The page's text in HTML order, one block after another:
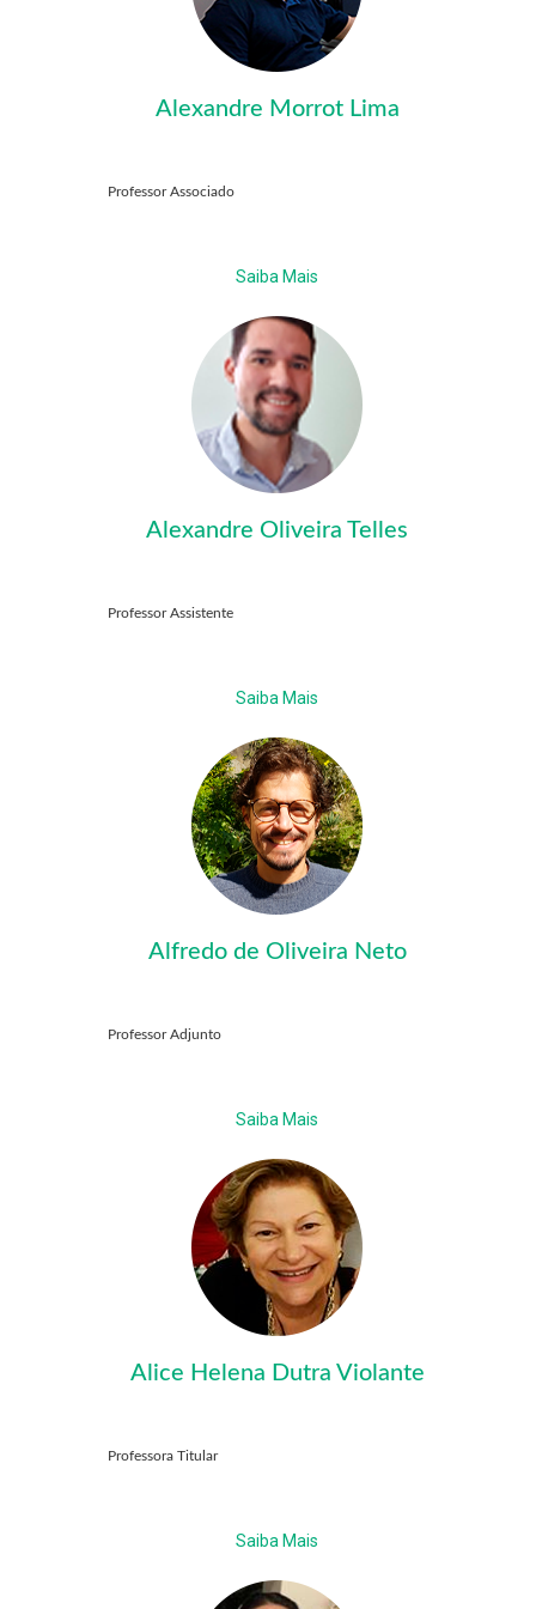
Alexandre Morrot Lima
Professor Associado
Saiba Mais
Alexandre Oliveira Telles
Professor Assistente
Saiba Mais
Alfredo de Oliveira Neto
Professor Adjunto
Saiba Mais
Alice Helena Dutra Violante
Professora Titular
Saiba Mais